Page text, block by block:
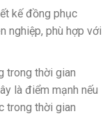
kế đồng phục
nghiệp, phù hợp với
trong thời gian
là điểm mạnh nếu
trong thời gian